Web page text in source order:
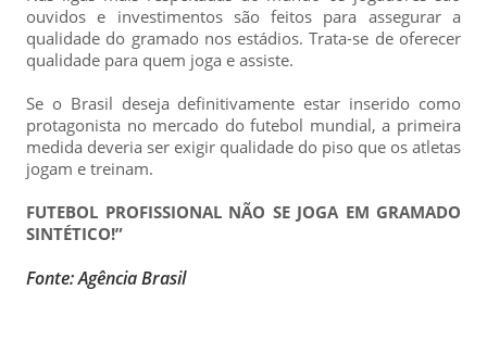
ouvidos e investimentos são feitos para assegurar a
qualidade do gramado nos estádios. Trata-se de oferecer
qualidade para quem joga e assiste.
Se o Brasil deseja definitivamente estar inserido como
protagonista no mercado do futebol mundial, a primeira
medida deveria ser exigir qualidade do piso que os atletas
jogam e treinam.
FUTEBOL PROFISSIONAL NÃO SE JOGA EM GRAMADO
SINTÉTICO!”
Fonte: Agência Brasil